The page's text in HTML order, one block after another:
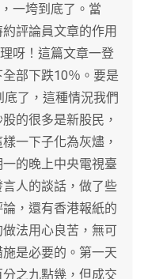
一垮到底了。當
評論員文章的作用
呀！這篇文章一登
部下跌10％。要是
了，這種情況我們
的很多是新股民，
一下子化為灰燼，
的晚上中央電視臺
言人的談話，做了些
，還有香港報紙的
法用心良苦，無可
是必要的。第一天
之九點幾，但成交